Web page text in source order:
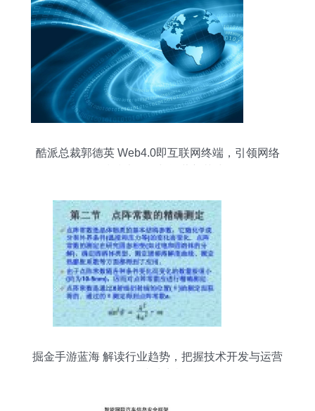
酷派总裁郭德英 Web4.0即互联网终端，引领网络
掘金手游蓝海 解读行业趋势，把握技术开发与运营